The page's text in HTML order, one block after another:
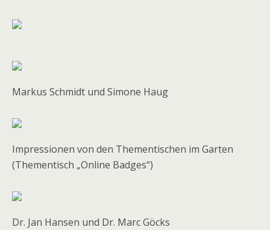
Markus Schmidt und Simone Haug
Impressionen von den Thementischen im Garten
(Thementisch „Online Badges“)
Dr. Jan Hansen und Dr. Marc Göcks